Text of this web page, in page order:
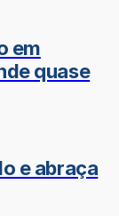
em
quase
e abraça